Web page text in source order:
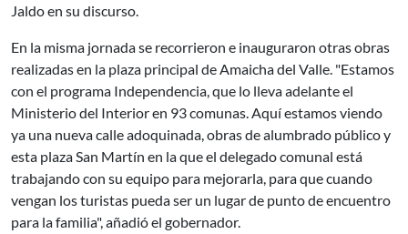
Jaldo en su discurso.
En la misma jornada se recorrieron e inauguraron otras obras
realizadas en la plaza principal de Amaicha del Valle. "Estamos
con el programa Independencia, que lo lleva adelante el
Ministerio del Interior en 93 comunas. Aquí estamos viendo
ya una nueva calle adoquinada, obras de alumbrado público y
esta plaza San Martín en la que el delegado comunal está
trabajando con su equipo para mejorarla, para que cuando
vengan los turistas pueda ser un lugar de punto de encuentro
para la familia", añadió el gobernador.